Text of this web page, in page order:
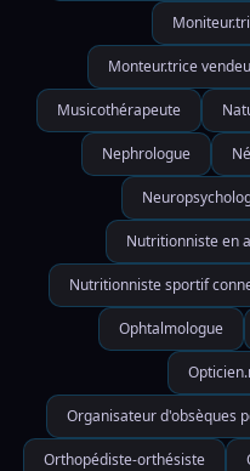
Monteur.trice
Musicothérapeute
Nephrologue
Nutritionniste en
Nutritionniste sportif
Ophtalmologue
Organisateur d'obsèques
Orthopédiste-orthésiste